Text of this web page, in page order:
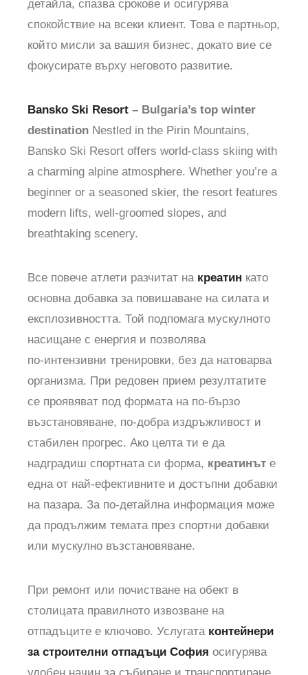
детайла, спазва срокове и осигурява
спокойствие на всеки клиент. Това е партньор,
който мисли за вашия бизнес, докато вие се
фокусирате върху неговото развитие.
Bansko Ski Resort – Bulgaria’s top winter
destination Nestled in the Pirin Mountains,
Bansko Ski Resort offers world-class skiing with
a charming alpine atmosphere. Whether you’re a
beginner or a seasoned skier, the resort features
modern lifts, well-groomed slopes, and
breathtaking scenery.
Все повече атлети разчитат на креатин като
основна добавка за повишаване на силата и
експлозивността. Той подпомага мускулното
насищане с енергия и позволява
по‑интензивни тренировки, без да натоварва
организма. При редовен прием резултатите
се проявяват под формата на по‑бързо
възстановяване, по‑добра издръжливост и
стабилен прогрес. Ако целта ти е да
надградиш спортната си форма, креатинът е
една от най‑ефективните и достъпни добавки
на пазара. За по‑детайлна информация може
да продължим темата през спортни добавки
или мускулно възстановяване.
При ремонт или почистване на обект в
столицата правилното извозване на
отпадъците е ключово. Услугата контейнери
за строителни отпадъци София осигурява